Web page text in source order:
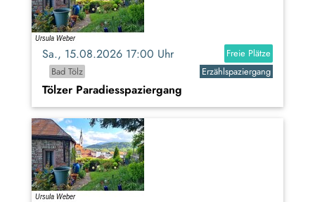
Sa., 15.08.2026 17:00 Uhr
Freie Plätze
Bad Tölz
Erzählspaziergang
Tölzer Paradiesspaziergang